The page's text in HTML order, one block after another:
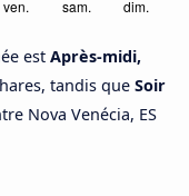
est Après-midi,
tandis que Soir
Nova Venécia, ES